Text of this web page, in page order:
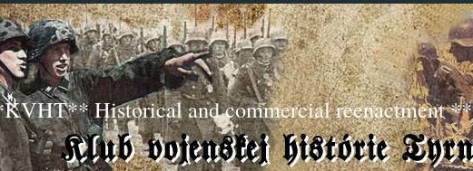
Historical and commercial reenactment **